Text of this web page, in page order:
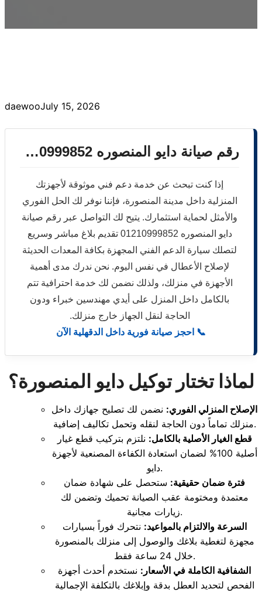
daewooJuly 15, 2026
رقم صيانة دايو المنصوره 01210999852 | صيانة منزلية فورية معتمدة
إذا كنت تبحث عن خدمة دعم فني موثوقة لأجهزتك
المنزلية داخل مدينة المنصورة، فإننا نوفر لك الحل الفوري
والأمثل لحماية استثمارك. يتيح لك التواصل عبر رقم صيانة
دايو المنصوره 01210999852 تقديم بلاغ مباشر وسريع
لتصلك سيارة الدعم الفني المجهزة بكافة المعدات الحديثة
لإصلاح الأعطال في نفس اليوم. نحن ندرك مدى أهمية
الأجهزة في منزلك، ولذلك نضمن لك خدمة احترافية تتم
بالكامل داخل المنزل على أيدي مهندسين خبراء ودون
الحاجة لنقل الجهاز خارج منزلك.
📞 احجز صيانة فورية داخل الدقهلية الآن
لماذا تختار توكيل دايو المنصورة؟
الإصلاح المنزلي الفوري: نضمن لك تصليح جهازك داخل
منزلك تماماً دون الحاجة لنقله وتحمل تكاليف إضافية.
قطع الغيار الأصلية بالكامل: نلتزم بتركيب قطع غيار
أصلية 100% لضمان استعادة الكفاءة المصنعية لأجهزة
دايو.
فترة ضمان حقيقية: ستحصل على شهادة ضمان
معتمدة ومختومة عقب الصيانة تحميك وتضمن لك
زيارات مجانية.
السرعة والالتزام بالمواعيد: نتحرك فوراً بسيارات
مجهزة لتغطية بلاغك والوصول إلى منزلك بالمنصورة
خلال 24 ساعة فقط.
الشفافية الكاملة في الأسعار: نستخدم أحدث أجهزة
الفحص لتحديد العطل بدقة وإبلاغك بالتكلفة الإجمالية